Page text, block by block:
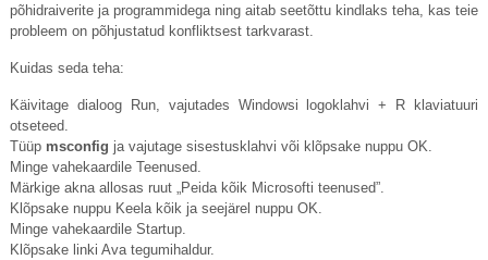
põhidraiverite ja programmidega ning aitab seetõttu kindlaks teha, kas teie
probleem on põhjustatud konfliktsest tarkvarast.
Kuidas seda teha:
Käivitage dialoog Run, vajutades Windowsi logoklahvi + R klaviatuuri
otseteed.
Tüüp msconfig ja vajutage sisestusklahvi või klõpsake nuppu OK.
Minge vahekaardile Teenused.
Märkige akna allosas ruut „Peida kõik Microsofti teenused”.
Klõpsake nuppu Keela kõik ja seejärel nuppu OK.
Minge vahekaardile Startup.
Klõpsake linki Ava tegumihaldur.